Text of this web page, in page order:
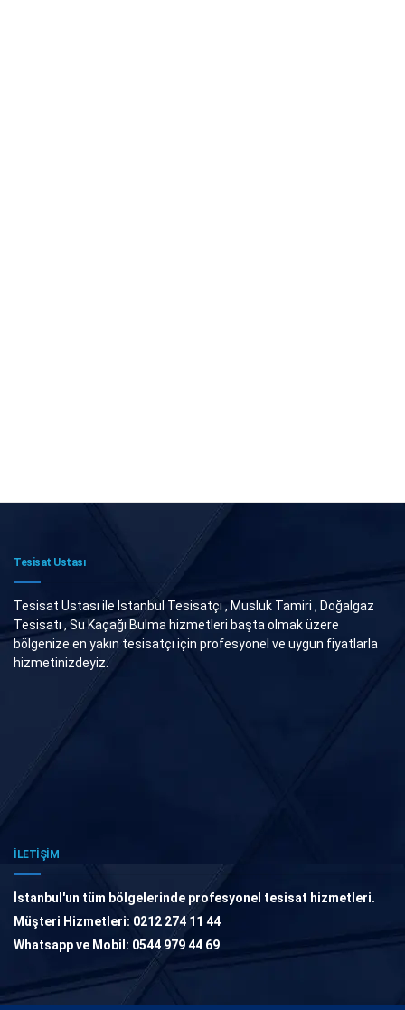
Tesisat Ustası
Tesisat Ustası ile İstanbul Tesisatçı , Musluk Tamiri , Doğalgaz
Tesisatı , Su Kaçağı Bulma hizmetleri başta olmak üzere
bölgenize en yakın tesisatçı için profesyonel ve uygun fiyatlarla
hizmetinizdeyiz.
İLETİŞİM
İstanbul'un tüm bölgelerinde profesyonel tesisat hizmetleri.
Müşteri Hizmetleri: 0212 274 11 44
Whatsapp ve Mobil: 0544 979 44 69